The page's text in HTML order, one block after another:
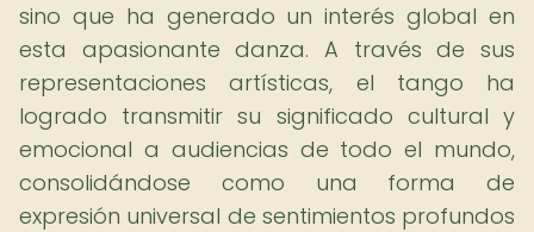
sino que ha generado un interés global en
esta apasionante danza. A través de sus
representaciones artísticas, el tango ha
logrado transmitir su significado cultural y
emocional a audiencias de todo el mundo,
consolidándose como una forma de
expresión universal de sentimientos profundos